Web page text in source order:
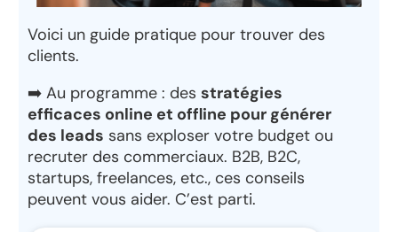
Voici un guide pratique pour trouver des
clients.
➡️ Au programme : desstratégies
efficaces online et offline pour générer
des leads sans exploser votre budget ou
recruter des commerciaux. B2B, B2C,
startups, freelances, etc., ces conseils
peuvent vous aider. C’est parti.